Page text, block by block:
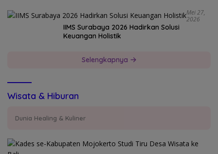
Mei 27,
2026
IIMS Surabaya 2026 Hadirkan Solusi
Keuangan Holistik
Selengkapnya
Wisata & Hiburan
Dunia Healing & Kuliner